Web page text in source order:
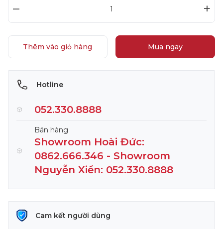
– +
Thêm vào giỏ hàng Mua ngay
Hotline
052.330.8888
Bán hàng
Showroom Hoài Đức:
0862.666.346 - Showroom
Nguyễn Xiển: 052.330.8888
Cam kết người dùng